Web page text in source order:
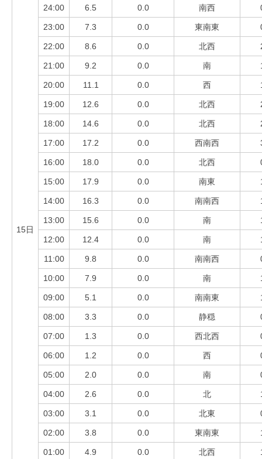
15日
24:00 6.5 0.0 南西
23:00 7.3 0.0 東南東
22:00 8.6 0.0 北西
21:00 9.2 0.0 南
20:00 11.1 0.0 西
19:00 12.6 0.0 北西
18:00 14.6 0.0 北西
17:00 17.2 0.0 西南西
16:00 18.0 0.0 北西
15:00 17.9 0.0 南東
14:00 16.3 0.0 南南西
13:00 15.6 0.0 南
12:00 12.4 0.0 南
11:00 9.8 0.0 南南西
10:00 7.9 0.0 南
09:00 5.1 0.0 南南東
08:00 3.3 0.0 静穏
07:00 1.3 0.0 西北西
06:00 1.2 0.0 西
05:00 2.0 0.0 南
04:00 2.6 0.0 北
03:00 3.1 0.0 北東
02:00 3.8 0.0 東南東
01:00 4.9 0.0 北西